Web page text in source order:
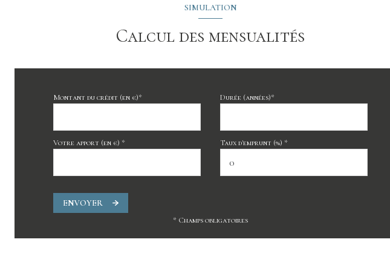
SIMULATION
Calcul des mensualités
Montant du crédit (en €)* Durée (années)*
Votre apport (en €) * Taux d'emprunt (%) *
ENVOYER
* Champs obligatoires